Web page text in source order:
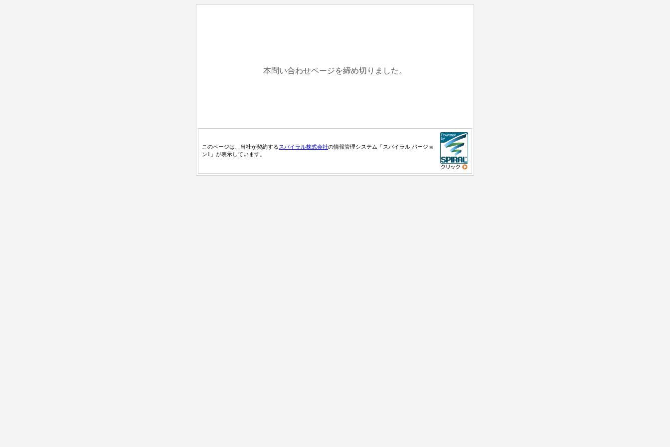
本問い合わせページを締め切りました。
このページは、当社が契約するスパイラル株式会社の情報管理システム「スパイラル バージョ
ン1」が表示しています。